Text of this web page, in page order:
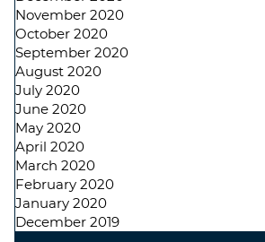
November 2020
October 2020
September 2020
August 2020
July 2020
June 2020
May 2020
April 2020
March 2020
February 2020
January 2020
December 2019